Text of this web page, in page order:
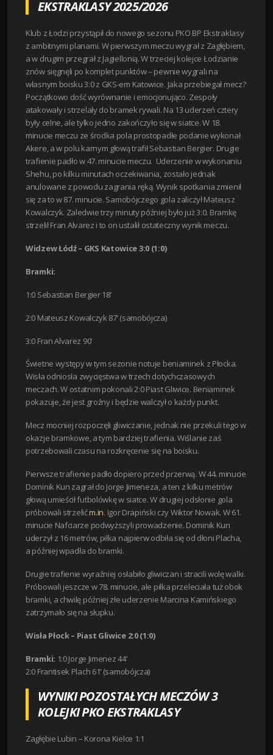
EKSTRAKLASY 2025/2026
Klub z Łodzi przystąpił do nowego sezonu PKO BP Ekstraklasy
z ambitnymi planami. W pierwszym meczu wygrał z Zagłębiem,
a w drugim przegrał z Jagiellonią. W trzeciej kolejce Łodzianie
znów sięgnęli po komplet punktów – pewnie wygrali na
własnym boisku 3:0 z GKS-em Katowice. Jaka przebiegał mecz?
Początkowo dość wyrównanie i emocjonująco. Zespoły
atakowały i strzelały do bramek rywali. Na 13 uderzeń cztery
były celne, ale tylko jedno zakończyło się w siatce. W 18.
minucie meczu ze środka pola prostopadłe podanie wykonał
Akere, a w polu karnym głową trafił Sebastian Bergier. Drugie
trafienie padło w 47. minucie meczu. Uderzenie w wykonaniu
Shehu, po kilku minutach oczekiwania, zostało jednak
anulowane z powodu zagrania ręką. Wynik spotkania zmienił
się za to w 87. minucie. Samobójczego gola zaliczył Mateusz
Kowalczyk. Zaledwie trzy minuty później było już 3:0. Bramkę
strzelił Fran Alvarez i to on ustalił ostateczny wynik meczu.
Widzew Łódź – GKS Katowice3:0 (1:0)
Bramki:
1:0 Sebastian Bergier 18’
2:0 Mateusz Kowalczyk 87’ (samobójcza)
3:0 Fran Alvarez 90’
Świetne występy w tym sezonie notuje beniaminek z Płocka.
Wisła odniosła zwycięstwa w trzech dotychczasowych
meczach. W ostatnim pokonali 2:0 Piast Gliwice. Beniaminek
pokazuje, że jest groźny i będzie walczył o każdy punkt.
Mecz mocniej rozpoczęli gliwiczanie, jednak nie przekuli tego w
okazje bramkowe, a tym bardziej trafienia. Wiślanie zaś
potrzebowali czasu na rozkręcenie się na boisku.
Pierwsze trafienie padło dopiero przed przerwą. W 44. minucie
Dominik Kun zagrał do Jorge Jimeneza, a ten z kilku metrów
głową umieścił futbolówkę w siatce. W drugiej odsłonie gola
próbowali strzelićm.in. Igor Drapiński czy Wiktor Nowak. W 61.
minucie Nafciarze podwyższyli prowadzenie. Dominik Kun
uderzył z 16 metrów, piłka najpierw odbiła się od dłoni Placha,
a później wpadła do bramki.
Drugie trafienie wyraźniej osłabiło gliwiczan i stracili wolę walki.
Próbowali jeszcze w 78. minucie, ale piłka przeleciała tuż obok
bramki, a chwilę później złe uderzenie Marcina Kamińskiego
zatrzymało się na słupku.
Wisła Płock – Piast Gliwice 2:0 (1:0)
Bramki: 1:0 Jorge Jimenez 44’
2:0 Frantisek Plach 61’ (samobójcza)
WYNIKI POZOSTAŁYCH MECZÓW 3
KOLEJKI PKO EKSTRAKLASY
Zagłębie Lubin – Korona Kielce 1:1